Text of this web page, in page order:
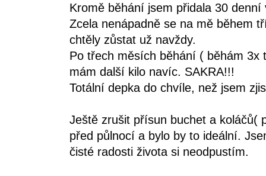
Kromě běhání jsem přidala 30
Zcela nenápadně se na mě během
chtěly zůstat už navždy.
Po třech měsích běhání ( běhám
mám další kilo navíc. SAKRA!!!
Totální depka do chvíle, než jsem
Ještě zrušit přísun buchet a koláčů(
před půlnocí a bylo by to ideální.
čisté radosti života si neodpustím.